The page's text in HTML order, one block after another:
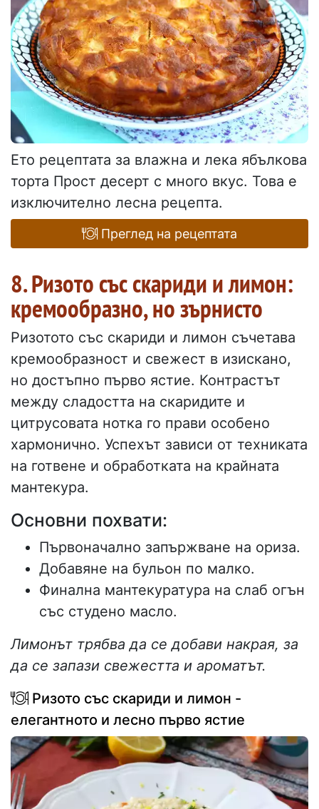
Ето рецептата за влажна и лека ябълкова
торта Прост десерт с много вкус. Това е
изключително лесна рецепта.
Преглед на рецептата
8. Ризото със скариди и лимон:
кремообразно, но зърнисто
Ризотото със скариди и лимон съчетава
кремообразност и свежест в изискано,
но достъпно първо ястие. Контрастът
между сладостта на скаридите и
цитрусовата нотка го прави особено
хармонично. Успехът зависи от техниката
на готвене и обработката на крайната
мантекура.
Основни похвати:
Първоначално запържване на ориза.
Добавяне на бульон по малко.
Финална мантекуратура на слаб огън
със студено масло.
Лимонът трябва да се добави накрая, за
да се запази свежестта и ароматът.
Ризото със скариди и лимон -
елегантното и лесно първо ястие